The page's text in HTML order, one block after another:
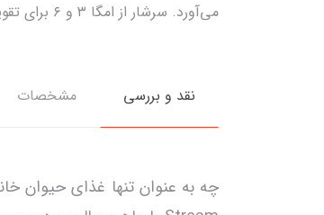
می‌آورد. سرشار از امگا ۳ و ۶ برای تقویت سیستم ایمنی و سلامت پوست و مو. بهترین انتخاب برای دوست وفادار شما!
نقد و بررسی مشخصات